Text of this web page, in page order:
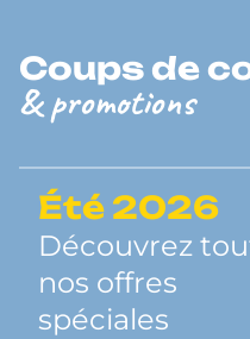
Coups de
& promotions
Été 2026
Découvrez
nos offres
spéciales